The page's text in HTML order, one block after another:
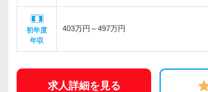
初年度
年収
403万円～497万円
求人詳細を見る